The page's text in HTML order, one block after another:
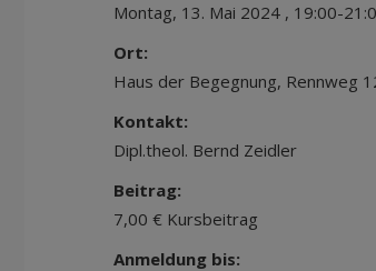
Montag, 13. Mai 2024 , 19:00-
Ort:
Haus der Begegnung, Rennweg
Kontakt:
Dipl.theol. Bernd Zeidler
Beitrag:
7,00 € Kursbeitrag
Anmeldung bis: